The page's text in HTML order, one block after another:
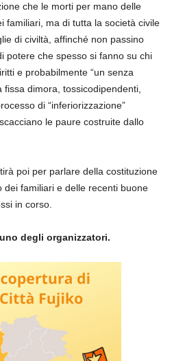
che le morti per mano delle
familiari, ma di tutta la società civile
di civiltà, affinché non passino
potere che spesso si fanno su chi
e probabilmente “un senza
dimora, tossicodipendenti,
di “inferiorizzazione”
le paure costruite dallo
poi per parlare della costituzione
dei familiari e delle recenti buone
in corso.
degli organizzatori.